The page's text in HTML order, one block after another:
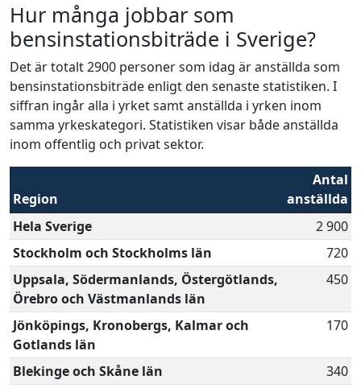
Hur många jobbar som
bensinstationsbiträde i Sverige?
Det är totalt 2900 personer som idag är anställda som
bensinstationsbiträde enligt den senaste statistiken. I
siffran ingår alla i yrket samt anställda i yrken inom
samma yrkeskategori. Statistiken visar både anställda
inom offentlig och privat sektor.
Region
Antal
anställda
Hela Sverige
2 900
Stockholm och Stockholms län
720
Uppsala, Södermanlands, Östergötlands,
Örebro och Västmanlands län
450
Jönköpings, Kronobergs, Kalmar och
Gotlands län
170
Blekinge och Skåne län
340